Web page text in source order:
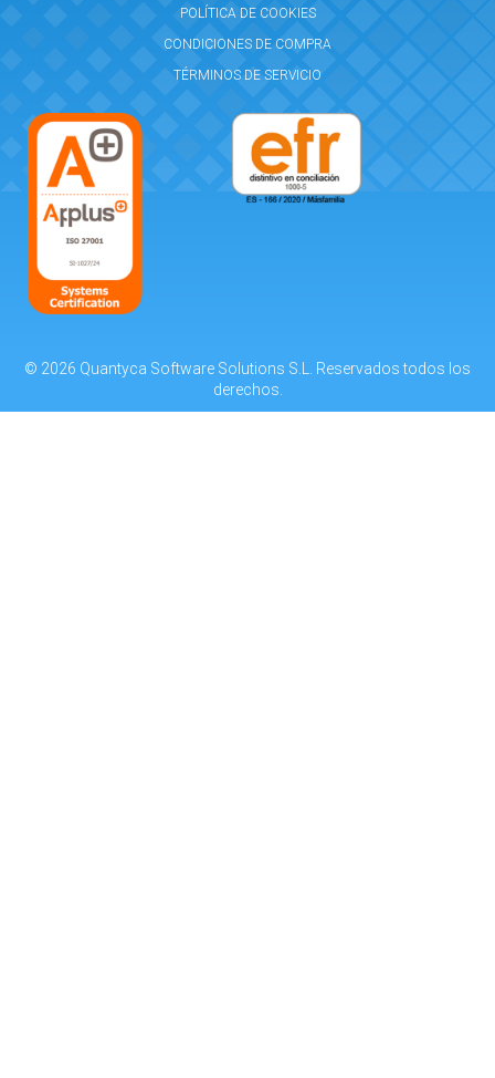
POLÍTICA DE COOKIES
CONDICIONES DE COMPRA
TÉRMINOS DE SERVICIO
© 2026 Quantyca Software Solutions S.L. Reservados todos los
derechos.